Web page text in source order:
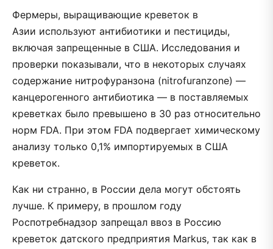
Фермеры, выращивающие креветок в
Азии используют антибиотики и пестициды,
включая запрещенные в США. Исследования и
проверки показывали, что в некоторых случаях
содержание нитрофуранзона (nitrofuranzone) —
канцерогенного антибиотика — в поставляемых
креветках было превышено в 30 раз относительно
норм FDA. При этом FDA подвергает химическому
анализу только 0,1% импортируемых в США
креветок.
Как ни странно, в России дела могут обстоять
лучше. К примеру, в прошлом году
Роспотребнадзор запрещал ввоз в Россию
креветок датского предприятия Markus, так как в